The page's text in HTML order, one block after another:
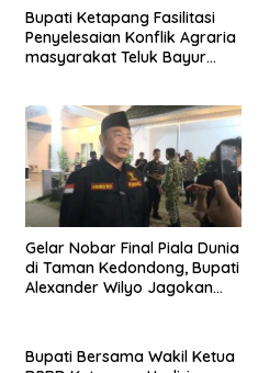
Bupati Ketapang Fasilitasi
Penyelesaian Konflik Agraria
masyarakat Teluk Bayur
Gelar Nobar Final Piala Dunia
di Taman Kedondong, Bupati
Alexander Wilyo Jagokan
Bupati Bersama Wakil Ketua